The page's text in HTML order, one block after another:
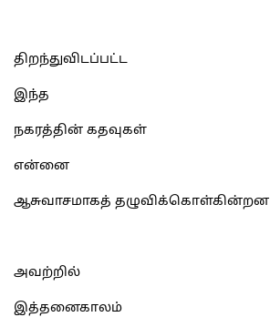
திறந்துவிடப்பட்ட
இந்த
நகரத்தின் கதவுகள்
என்னை
ஆசுவாசமாகத் தழுவிக்கொள்கின்றன
அவற்றில்
இத்தனைகாலம்